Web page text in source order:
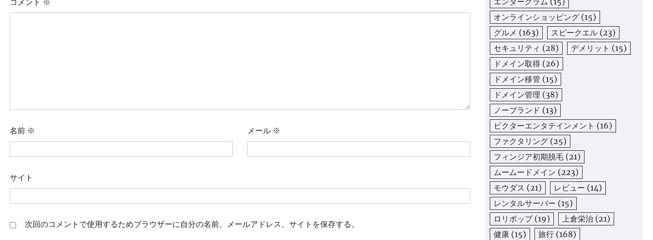
コメント ※
名前 ※ メール ※
サイト
次回のコメントで使用するためブラウザーに自分の名前、メールアドレス、サイトを保存する。
オンラインショッピング (15)
グルメ (163) スピークエル (23)
セキュリティ (28) デメリット (15)
ドメイン取得 (26)
ドメイン移管 (15)
ドメイン管理 (38)
ノーブランド (13)
ビクターエンタテインメント (16)
ファクタリング (25)
フィンジア初期脱毛 (21)
ムームードメイン (223)
モウダス (21) レビュー (14)
レンタルサーバー (15)
ロリポップ(19) 上倉栄治 (21)
健康 (15) 旅行 (168)